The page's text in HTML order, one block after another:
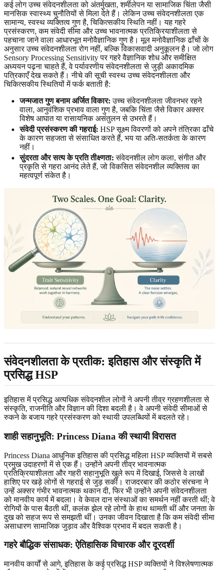
कई लोग उच्च संवेदनशीलता को अंतर्मुखता, शर्मीलेपन या सामाजिक चिंता जैसी
मानसिक स्वास्थ्य चुनौतियों से मिला देते हैं। लेकिन उच्च संवेदनशीलता एक
सामान्य, स्वस्थ व्यक्तित्व गुण है, चिकित्सकीय स्थिति नहीं। यह गहरे
प्रसंस्करण, कम संवेदी सीमा और उच्च भावनात्मक प्रतिक्रियाशीलता से
पहचाना जाने वाला आधारभूत मनोवैज्ञानिक गुण है। मूल मनोवैज्ञानिक ढाँचों के
अनुसार उच्च संवेदनशीलता रोग नहीं, बल्कि विकासवादी अनुकूलन है। जो लोग
Sensory Processing Sensitivity पर गहरे वैज्ञानिक शोध और समीक्षित
अध्ययन पढ़ना चाहते हैं, वे पर्यावरणीय संवेदनशीलता से जुड़ी अकादमिक
पत्रिकाएँ देख सकते हैं। नीचे की सूची स्वस्थ उच्च संवेदनशीलता और
चिकित्सकीय स्थितियों में फर्क बताती है:
जन्मजात गुण बनाम अर्जित विकार: उच्च संवेदनशीलता जीवनभर रहने
वाला, आनुवंशिक प्रभाव वाला गुण है, जबकि चिंता जैसे विकार अक्सर
विशेष आघात या रासायनिक असंतुलन से उभरते हैं।
संवेदी प्रसंस्करण की गहराई: HSP सूक्ष्म विवरणों को अपने तंत्रिका ढाँचे
के कारण सहजता से संसाधित करते हैं, भय या अति-सतर्कता के कारण
नहीं।
सुंदरता और सत्य के प्रति तीक्ष्णता: संवेदनशील लोग कला, संगीत और
प्रकृति से गहरा आनंद लेते हैं, जो विकसित संवेदनशील व्यक्तित्व का
महत्वपूर्ण संकेत है।
संवेदनशीलता के प्रतीक: इतिहास और संस्कृति में
प्रसिद्ध HSP
इतिहास में प्रसिद्ध अत्यधिक संवेदनशील लोगों ने अपनी तीव्र ग्रहणशीलता से
संस्कृति, राजनीति और विज्ञान की दिशा बदली है। वे अपनी संवेदी सीमाओं से
रुकने के बजाय गहरे प्रसंस्करण को स्थायी उपलब्धियों में बदलते रहे।
शाही सहानुभूति: Princess Diana की स्थायी विरासत
Princess Diana आधुनिक इतिहास की प्रसिद्ध महिला HSP व्यक्तियों में सबसे
प्रमुख उदाहरणों में से एक हैं। उन्होंने अपनी तीव्र भावनात्मक
प्रतिक्रियाशीलता और गहरी सहानुभूति खुले रूप में दिखाई, जिससे वे लाखों
हाशिए पर खड़े लोगों से गहराई से जुड़ सकीं। राजदरबार की कठोर संरचना ने
उन्हें अक्सर गंभीर भावनात्मक थकान दी, फिर भी उन्होंने अपनी संवेदनशीलता
को मानवीय कार्य में बदला। वे केवल दान संस्थाओं का समर्थन नहीं करती थीं; वे
रोगियों के पास बैठती थीं, कलंक झेल रहे लोगों के हाथ थामती थीं और जनता के
दुख को सहज रूप से समझती थीं। उनका जीवन दिखाता है कि कम संवेदी सीमा
असाधारण सामाजिक जुड़ाव और वैश्विक प्रभाव में बदल सकती है।
गहरे बौद्धिक संसाधक: ऐतिहासिक विचारक और दूरदर्शी
मानवीय कार्यों से आगे, इतिहास के कई प्रसिद्ध HSP व्यक्तियों ने विश्लेषणात्मक